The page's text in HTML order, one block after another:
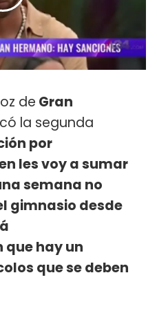
de Gran
la segunda
por
les voy a sumar
semana no
gimnasio desde
que hay un
que se deben